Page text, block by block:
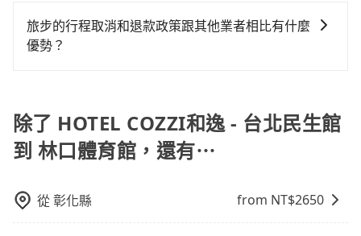
分）的高鐵從台北站前往桃園高鐵站，每人票價160元，
再用5分鐘出站、等待車站前排班的計程車，搭上小黃後
tripool並到府專車接送，則僅需花費約900元，費時40
分鐘。選擇搭乘高鐵而不預約包車，不僅至少額外負擔
160元車資，而且更會額外浪費69分鐘在轉乘與等車
明、無隱藏費用，網站試算即真實價格，免去來回電話
確認。一天包車的價格可能跟其他車隊相差無幾，但是
需行程的公里數及車型而有所不同，建議可以直接上旅
步官網一鍵查價，即時試算您包車費用，清楚透明，且
旅步的行程取消和退款政策跟其他業者相比有什麼
優勢？
用車前一天的凌晨六點前完成取消訂單作業，旅步就承
諾會無條件全額退款，讓乘客感到安心之餘，降低風險
的同時也確保乘客的權益。
除了 HOTEL COZZI和逸 - 台北民生館
到 林口體育館，還有⋯
從彰化縣 from NT$2650